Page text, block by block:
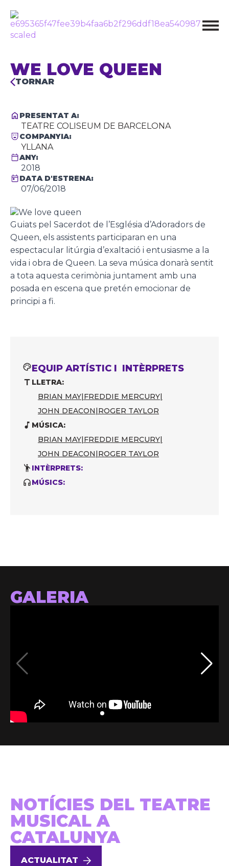
WE LOVE QUEEN
TORNAR
PRESENTAT A:
TEATRE COLISEUM DE BARCELONA
COMPANYIA:
YLLANA
ANY:
2018
DATA D'ESTRENA:
07/06/2018
Guiats pel Sacerdot de l’Església d’Adoradors de
Queen, els assistents participaran en una
espectacular litúrgia d’exaltació i entusiasme a la
vida i obra de Queen. La seva música donarà sentit
a tota aquesta cerimònia juntament amb una
posada en escena que pretén emocionar de
principi a fi.
EQUIP ARTÍSTIC I INTÈRPRETS
LLETRA:
BRIAN MAY|FREDDIE MERCURY|
JOHN DEACON|ROGER TAYLOR
MÚSICA:
BRIAN MAY|FREDDIE MERCURY|
JOHN DEACON|ROGER TAYLOR
INTÈRPRETS:
MÚSICS:
GALERIA
NOTÍCIES DEL TEATRE
MUSICAL A
CATALUNYA
ACTUALITAT